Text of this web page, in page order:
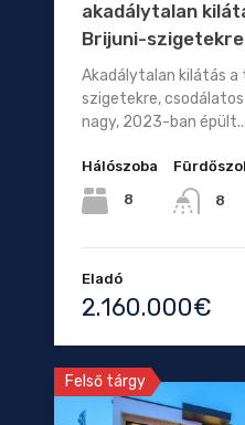
akadálytalan
Brijuni-
Akadálytalan kilátás a
szigetekre,
nagy, 2023-ban épült...
Hálószoba
8 8
Eladó
2.160.000€
Felső tárgy